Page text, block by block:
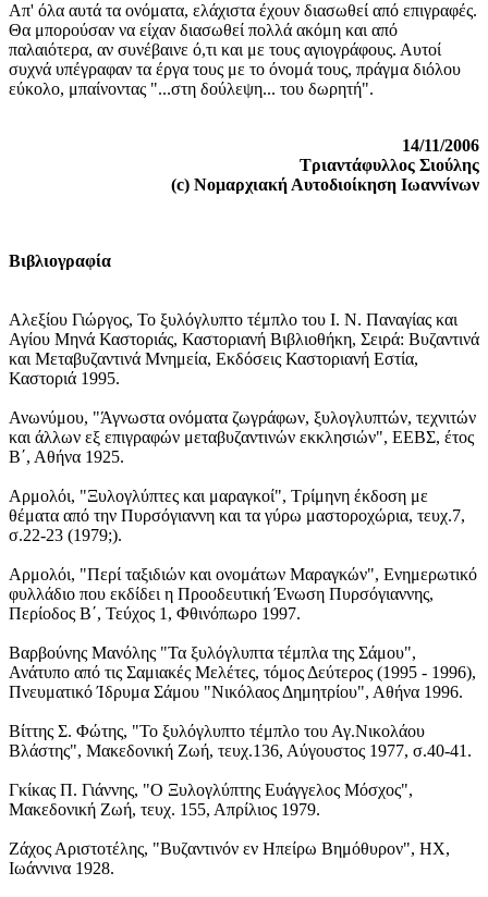
Απ' όλα αυτά τα ονόματα, ελάχιστα έχουν διασωθεί από επιγραφές.
Θα μπορούσαν να είχαν διασωθεί πολλά ακόμη και από
παλαιότερα, αν συνέβαινε ό,τι και με τους αγιογράφους. Αυτοί
συχνά υπέγραφαν τα έργα τους με το όνομά τους, πράγμα διόλου
εύκολο, μπαίνοντας "...στη δούλεψη... του δωρητή".
14/11/2006
Τριαντάφυλλος Σιούλης
(c) Νομαρχιακή Αυτοδιοίκηση Ιωαννίνων
Βιβλιογραφία
Αλεξίου Γιώργος, Το ξυλόγλυπτο τέμπλο του Ι. Ν. Παναγίας και
Αγίου Μηνά Καστοριάς, Καστοριανή Βιβλιοθήκη, Σειρά: Βυζαντινά
και Μεταβυζαντινά Μνημεία, Εκδόσεις Καστοριανή Εστία,
Καστοριά 1995.
Ανωνύμου, "Άγνωστα ονόματα ζωγράφων, ξυλογλυπτών, τεχνιτών
και άλλων εξ επιγραφών μεταβυζαντινών εκκλησιών", ΕΕΒΣ, έτος
Β΄, Αθήνα 1925.
Αρμολόι, "Ξυλογλύπτες και μαραγκοί", Τρίμηνη έκδοση με
θέματα από την Πυρσόγιαννη και τα γύρω μαστοροχώρια, τευχ.7,
σ.22-23 (1979;).
Αρμολόι, "Περί ταξιδιών και ονομάτων Μαραγκών", Ενημερωτικό
φυλλάδιο που εκδίδει η Προοδευτική Ένωση Πυρσόγιαννης,
Περίοδος Β΄, Τεύχος 1, Φθινόπωρο 1997.
Βαρβούνης Μανόλης "Τα ξυλόγλυπτα τέμπλα της Σάμου",
Ανάτυπο από τις Σαμιακές Μελέτες, τόμος Δεύτερος (1995 - 1996),
Πνευματικό Ίδρυμα Σάμου "Νικόλαος Δημητρίου", Αθήνα 1996.
Βίττης Σ. Φώτης, "Το ξυλόγλυπτο τέμπλο του Αγ.Νικολάου
Βλάστης", Μακεδονική Ζωή, τευχ.136, Αύγουστος 1977, σ.40-41.
Γκίκας Π. Γιάννης, "Ο Ξυλογλύπτης Ευάγγελος Μόσχος",
Μακεδονική Ζωή, τευχ. 155, Απρίλιος 1979.
Ζάχος Αριστοτέλης, "Βυζαντινόν εν Ηπείρω Βημόθυρον", ΗΧ,
Ιωάννινα 1928.